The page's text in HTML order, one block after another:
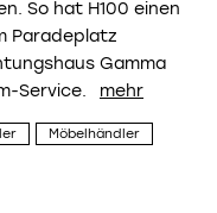
So hat H100 einen
Paradeplatz
Gamma
Service.
Möbelhändler